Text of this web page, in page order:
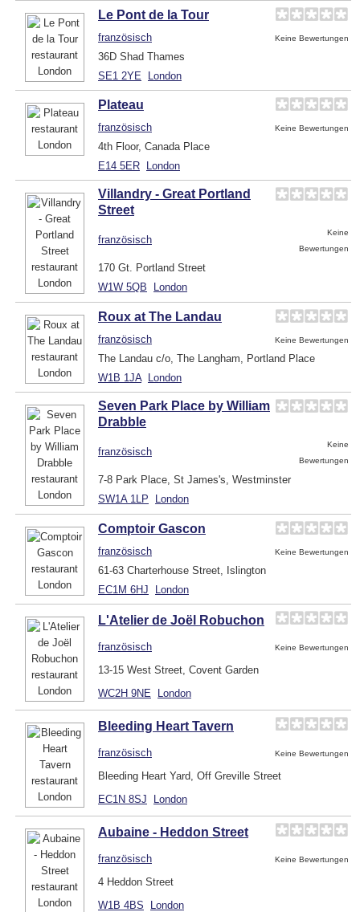
Le Pont de la Tour
französisch Keine Bewertungen
36D Shad Thames
SE1 2YE
London
Plateau
französisch Keine Bewertungen
4th Floor, Canada Place
E14 5ER London
Villandry - Great Portland
Street
französisch
Keine
Bewertungen
170 Gt. Portland Street
W1W 5QB
London
Roux at The Landau
französisch Keine Bewertungen
The Landau c/o, The Langham, Portland Place
W1B 1JA London
Seven Park Place by William
Drabble
französisch
Keine
Bewertungen
7-8 Park Place, St James's, Westminster
SW1A 1LP
London
Comptoir Gascon
französisch Keine Bewertungen
61-63 Charterhouse Street, Islington
EC1M 6HJ
London
L'Atelier de Joël Robuchon
französisch Keine Bewertungen
13-15 West Street, Covent Garden
WC2H 9NE
London
Bleeding Heart Tavern
französisch Keine Bewertungen
Bleeding Heart Yard, Off Greville Street
EC1N 8SJ
London
Aubaine - Heddon Street
französisch Keine Bewertungen
4 Heddon Street
W1B 4BS
London